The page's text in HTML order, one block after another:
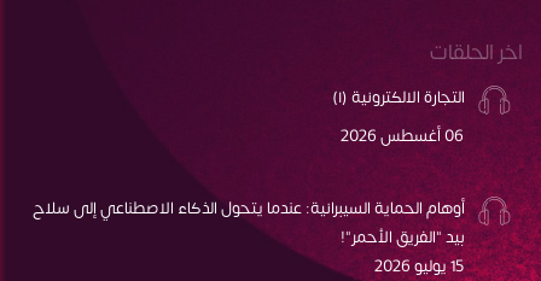
اخر الحلقات
التجارة الالكترونية (١)
06 أغسطس 2026
أوهام الحماية السيبرانية: عندما يتحول الذكاء الاصطناعي إلى سلاح
بيد "الفريق الأحمر"!
15 يوليو 2026